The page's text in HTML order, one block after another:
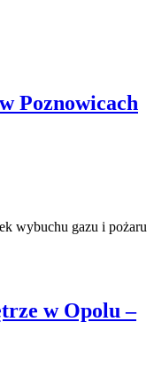
Poznowicach
wybuchu gazu i pożaru
w Opolu –